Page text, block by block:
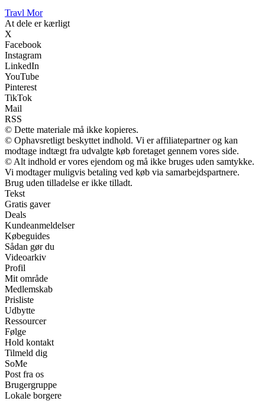
Travl Mor
At dele er kærligt
X
Facebook
Instagram
LinkedIn
YouTube
Pinterest
TikTok
Mail
RSS
© Dette materiale må ikke kopieres.
© Ophavsretligt beskyttet indhold. Vi er affiliatepartner og kan
modtage indtægt fra udvalgte køb foretaget gennem vores side.
© Alt indhold er vores ejendom og må ikke bruges uden samtykke.
Vi modtager muligvis betaling ved køb via samarbejdspartnere.
Brug uden tilladelse er ikke tilladt.
Tekst
Gratis gaver
Deals
Kundeanmeldelser
Købeguides
Sådan gør du
Videoarkiv
Profil
Mit område
Medlemskab
Prisliste
Udbytte
Ressourcer
Følge
Hold kontakt
Tilmeld dig
SoMe
Post fra os
Brugergruppe
Lokale borgere